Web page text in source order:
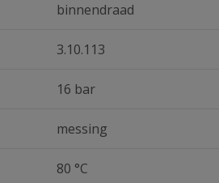
binnendraad
3.10.113
16 bar
messing
80 °C